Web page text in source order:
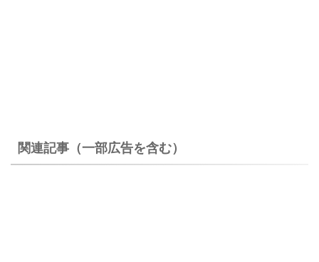
関連記事（一部広告を含む）